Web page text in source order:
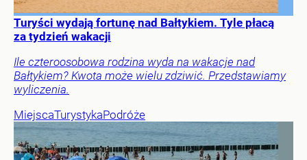
Turyści wydają fortunę nad Bałtykiem. Tyle płacą
za tydzień wakacji
Ile czteroosobowa rodzina wyda na wakacje nad
Bałtykiem? Kwota może wielu zdziwić. Przedstawiamy
wyliczenia.
MiejscaTurystykaPodróże